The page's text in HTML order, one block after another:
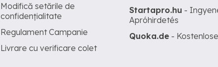
Modifică setările de
confidențialitate
Regulament Campanie
Livrare cu verificare colet
Startapro.hu -
Apróhirdetés
Quoka.de -